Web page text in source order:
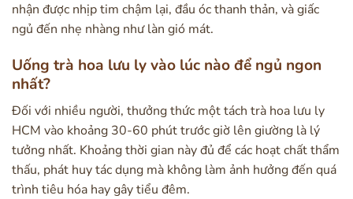
nhận được nhịp tim chậm lại, đầu óc thanh thản, và giấc
ngủ đến nhẹ nhàng như làn gió mát.
Uống trà hoa lưu ly vào lúc nào để ngủ ngon
nhất?
Đối với nhiều người, thưởng thức một tách trà hoa lưu ly
HCM vào khoảng 30-60 phút trước giờ lên giường là lý
tưởng nhất. Khoảng thời gian này đủ để các hoạt chất thẩm
thấu, phát huy tác dụng mà không làm ảnh hưởng đến quá
trình tiêu hóa hay gây tiểu đêm.